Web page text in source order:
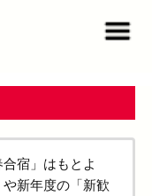
宿」はもとよ
新年度の「新歓